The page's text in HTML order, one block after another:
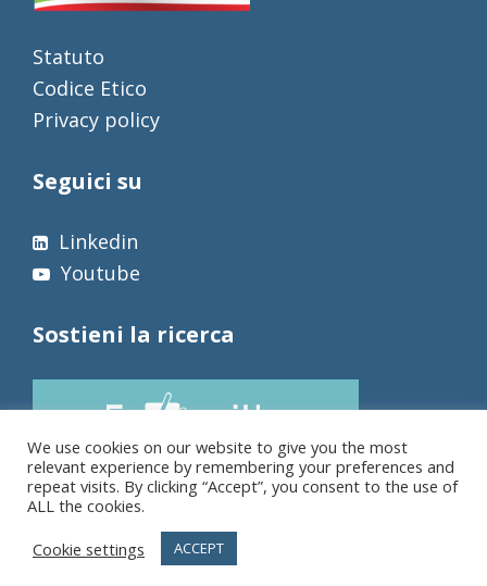
Statuto
Codice Etico
Privacy policy
Seguici su
Linkedin
Youtube
Sostieni la ricerca
We use cookies on our website to give you the most
relevant experience by remembering your preferences and
repeat visits. By clicking “Accept”, you consent to the use of
ALL the cookies.
Cookie settings
ACCEPT